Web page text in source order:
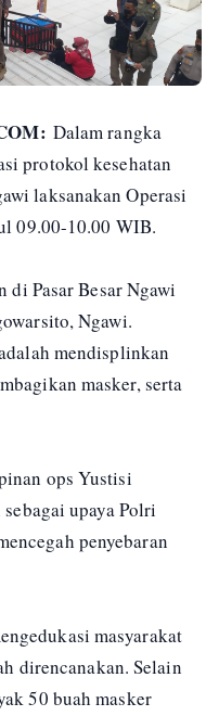
Dalam rangka
protokol kesehatan
laksanakan Operasi
09.00-10.00 WIB.
Pasar Besar Ngawi
Ngawi.
mendisplinkan
masker, serta
ops Yustisi
upaya Polri
penyebaran
masyarakat
direncanakan. Selain
50 buah masker